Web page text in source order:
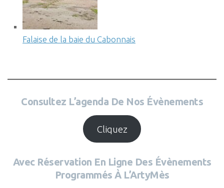
Falaise de la baie du Cabonnais
Consultez L’agenda De Nos Évènements
Cliquez
Avec Réservation En Ligne Des Évènements
Programmés À L’ArtyMès